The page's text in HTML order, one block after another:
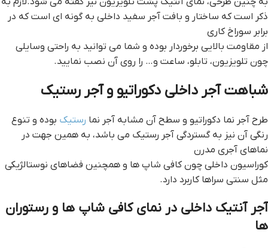
ذکر است که ساختار و بافت آجر سفید داخلی به گونه ای است که در
برابر سوراخ کاری
از مقاومت بالایی برخوردار بوده و شما می توانید به راحتی وسایلی
چون تلویزیون، تابلو، ساعت و… را روی آن نصب نمایید.
شباهت آجر داخلی دکوراتیو و آجر رستیک
طرح آجر نما دکوراتیو و سطح آن مشابه آجر نما رستیک بوده و تنوع
رنگی آن نیز به گستردگی آجر رستیک می باشد، به همین جهت در
نماهای آجری مدرن
کوراسیون داخلی چون کافی شاپ ها و همچنین فضاهای نوستالژیکی
مثل سنتی سراها کاربرد دارد.
آجر آنتیک داخلی در نمای کافی شاپ ها و رستوران
ها